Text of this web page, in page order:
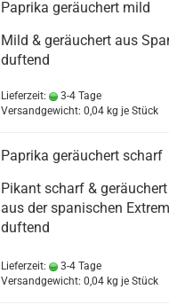
Paprika geräuchert mild
Mild & geräuchert aus
duftend
Lieferzeit:
3-4 Tage
Versandgewicht: 0,04kg je Stück
Paprika geräuchert scharf
Pikant scharf & geräuchert
aus der spanischen
duftend
Lieferzeit:
3-4 Tage
Versandgewicht: 0,04kg je Stück